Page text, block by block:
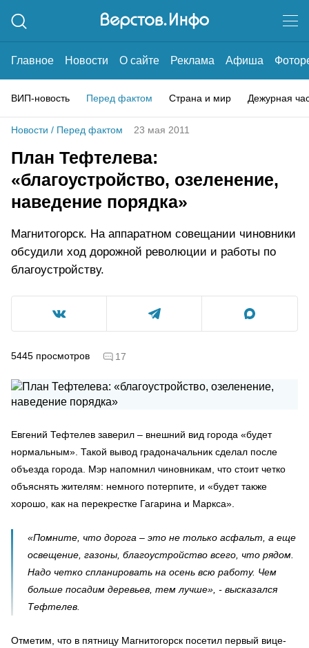
Главное Новости О сайте Реклама Афиша
ВИП-новость Перед фактом Страна и мир Дежурная
Новости / Перед фактом 23 мая 2011
План Тефтелева:
«благоустройство, озеленение,
наведение порядка»
Магнитогорск. На аппаратном совещании чиновники
обсудили ход дорожной революции и работы по
благоустройству.
5445 просмотров 17
Евгений Тефтелев заверил – внешний вид города «будет
нормальным». Такой вывод градоначальник сделал после
объезда города. Мэр напомнил чиновникам, что стоит четко
объяснять жителям: немного потерпите, и «будет также
хорошо, как на перекрестке Гагарина и Маркса».
«Помните, что дорога – это не только асфальт, а еще
освещение, газоны, благоустройство всего, что рядом.
Надо четко спланировать на осень всю работу. Чем
больше посадим деревьев, тем лучше», - высказался
Тефтелев.
Отметим, что в пятницу Магнитогорск посетил первый вице-